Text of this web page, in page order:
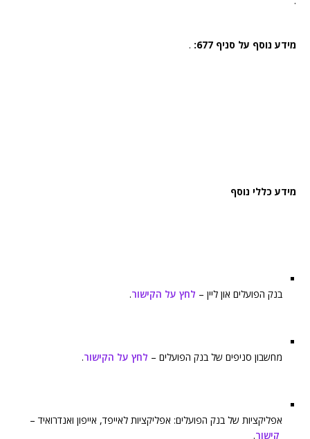
מידע נוסף על סניף 677: .
מידע כללי נוסף
בנק הפועלים און ליין – לחץ על הקישור.
מחשבון סניפים של בנק הפועלים – לחץ על הקישור.
אפליקציות של בנק הפועלים: אפליקציות לאייפד, אייפון ואנדרואיד –
קישור.